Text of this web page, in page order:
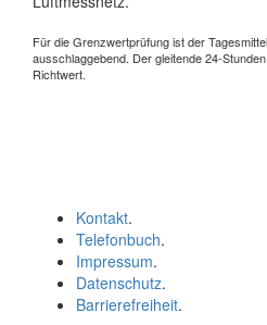
Für die Grenzwertprüfung ist der
ausschlaggebend. Der gleitende 24-
Richtwert.
Kontakt.
Telefonbuch.
Impressum.
Datenschutz.
Barrierefreiheit.